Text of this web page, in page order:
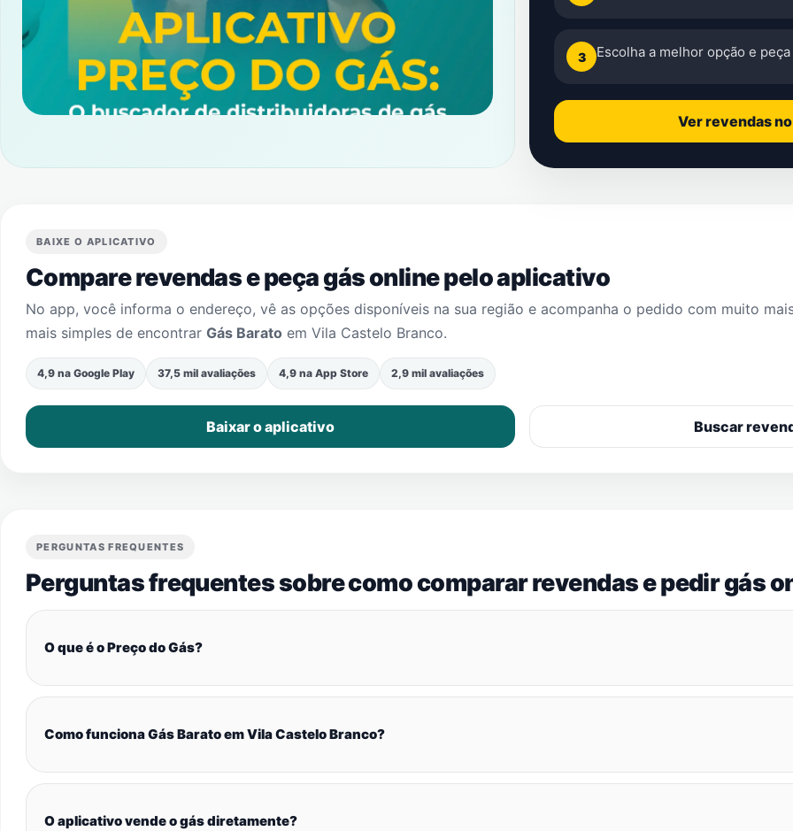
3 Escolha a melhor opção e
Ver revendas
BAIXE O APLICATIVO
Compare revendas e peça gás online pelo aplicativo
No app, você informa o endereço, vê as opções disponíveis na sua região e acompanha o pedido com muito
mais simples de encontrar Gás Barato em Vila Castelo Branco.
4,9 na Google Play 37,5 mil avaliações 4,9 na App Store 2,9 mil avaliações
Baixar o aplicativo Buscar
PERGUNTAS FREQUENTES
Perguntas frequentes sobre como comparar revendas e pedir gás
O que é o Preço do Gás?
Como funciona Gás Barato em Vila Castelo Branco?
O aplicativo vende o gás diretamente?